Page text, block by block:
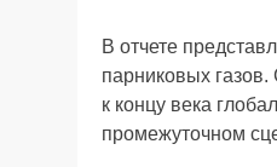
В отчете
парниковых
к концу века
промежуточном